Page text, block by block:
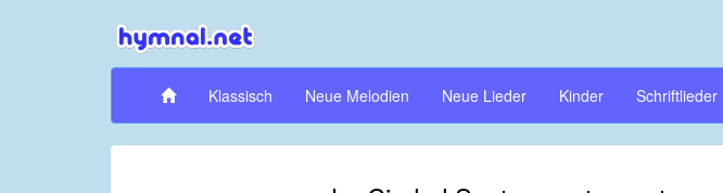
Klassisch Neue Melodien Neue Lieder Kinder Schriftlieder